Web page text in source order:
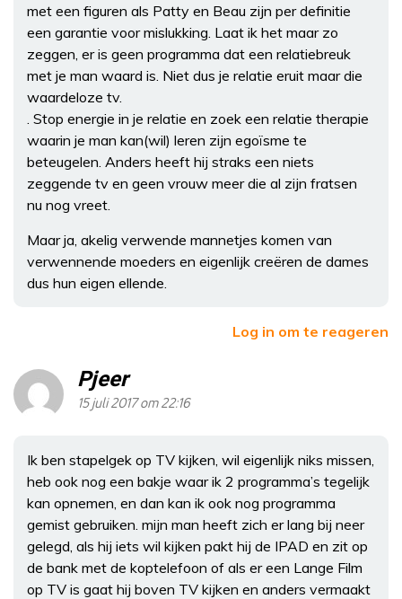
met een figuren als Patty en Beau zijn per definitie
een garantie voor mislukking. Laat ik het maar zo
zeggen, er is geen programma dat een relatiebreuk
met je man waard is. Niet dus je relatie eruit maar die
waardeloze tv.
. Stop energie in je relatie en zoek een relatie therapie
waarin je man kan(wil) leren zijn egoïsme te
beteugelen. Anders heeft hij straks een niets
zeggende tv en geen vrouw meer die al zijn fratsen
nu nog vreet.
Maar ja, akelig verwende mannetjes komen van
verwennende moeders en eigenlijk creëren de dames
dus hun eigen ellende.
Log in om te reageren
Pjeer
15 juli 2017 om 22:16
Ik ben stapelgek op TV kijken, wil eigenlijk niks missen,
heb ook nog een bakje waar ik 2 programma’s tegelijk
kan opnemen, en dan kan ik ook nog programma
gemist gebruiken. mijn man heeft zich er lang bij neer
gelegd, als hij iets wil kijken pakt hij de IPAD en zit op
de bank met de koptelefoon of als er een Lange Film
op TV is gaat hij boven TV kijken en anders vermaakt